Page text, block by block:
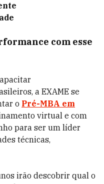
com esse
a EXAME se
o Pré-MBA em
virtual e com
para ser um líder
técnicas,
irão descobrir qual o